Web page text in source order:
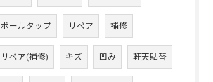
ボールタップ リペア 補修
リペア(補修) キズ 凹み 軒天貼替